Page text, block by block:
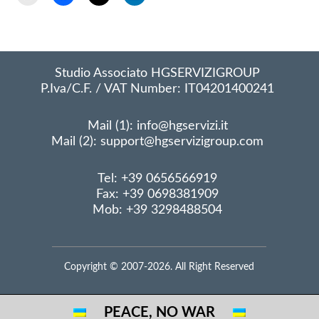
Studio Associato HGSERVIZIGROUP
P.Iva/C.F. / VAT Number: IT04201400241
Mail (1): info@hgservizi.it
Mail (2): support@hgservizigroup.com
Tel: +39 0656566919
Fax: +39 0698381909
Mob: +39 3298488504
Copyright © 2007-2026. All Right Reserved
PEACE, NO WAR